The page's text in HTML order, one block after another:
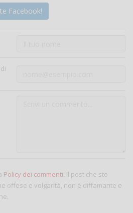
Facebook!
Policy dei commenti. Il post che sto
offese e volgarità, non è diffamante e